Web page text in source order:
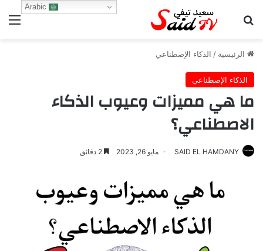
بحث عن
الرئيسية / الذكاء الإصطناعي
الذكاء الإصطناعي
ما هي مميزات وعيوب الذكاء
الاصطناعي؟
SAID EL HAMDANY مايو 26, 2023